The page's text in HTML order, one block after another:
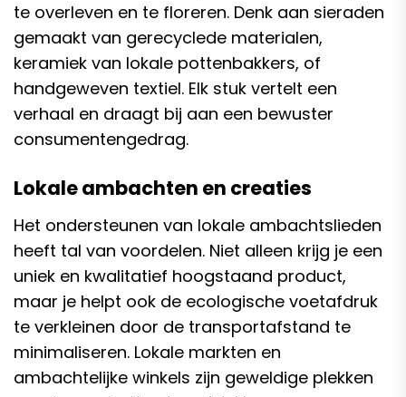
te overleven en te floreren. Denk aan sieraden
gemaakt van gerecyclede materialen,
keramiek van lokale pottenbakkers, of
handgeweven textiel. Elk stuk vertelt een
verhaal en draagt bij aan een bewuster
consumentengedrag.
Lokale ambachten en creaties
Het ondersteunen van lokale ambachtslieden
heeft tal van voordelen. Niet alleen krijg je een
uniek en kwalitatief hoogstaand product,
maar je helpt ook de ecologische voetafdruk
te verkleinen door de transportafstand te
minimaliseren. Lokale markten en
ambachtelijke winkels zijn geweldige plekken